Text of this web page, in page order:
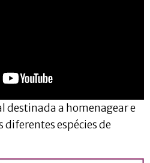
destinada a homenagear e
diferentes espécies de